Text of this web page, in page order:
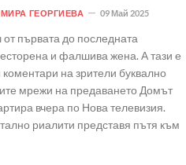
ГЕОРГИЕВА 09 Май 2025
първата до последната
и фалшива жена. А тази е
на зрители буквално
мрежи на предаването Домът
вчера по Нова телевизия.
риалити представя пътя към